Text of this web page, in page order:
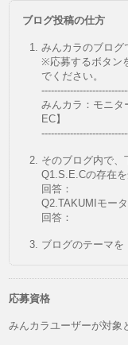
ブログ投稿の仕方
みんカラのブログ
※応募するボタン
でください。
みんカラ：モニタ
EC】
そのブログ内で、
Q1.S.E.Cの存在
回答：
Q2.TAKUMIモー
回答：
ブログのテーマを
応募資格
みんカラユーザーが対象